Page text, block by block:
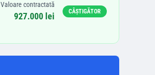
Valoare contractată
927.000 lei CÂȘTIGĂTOR